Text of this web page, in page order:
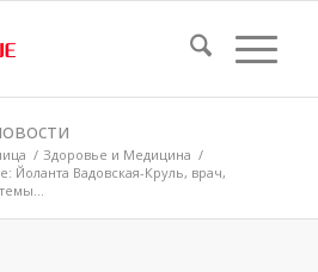
/ Здоровье и Медицина /
Йоланта Вадовская-Круль, врач,